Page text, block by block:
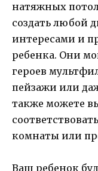
натяжных
создать любой
интересами и
ребенка. Они
героев
пейзажи или
также можете
комнаты или
Ваш ребенок